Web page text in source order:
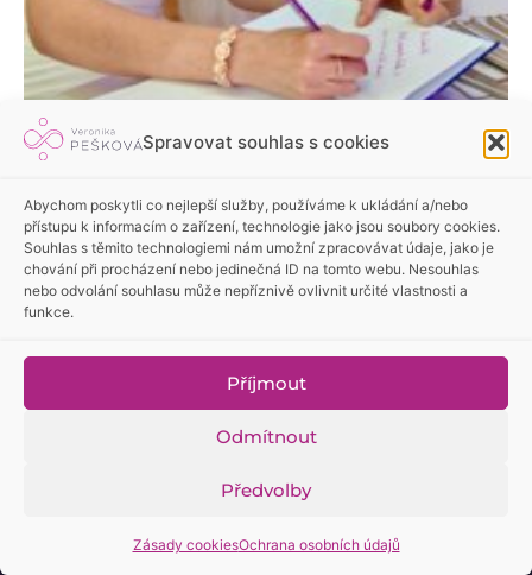
Spravovat souhlas s cookies
Abychom poskytli co nejlepší služby, používáme k ukládání a/nebo
přístupu k informacím o zařízení, technologie jako jsou soubory cookies.
Souhlas s těmito technologiemi nám umožní zpracovávat údaje, jako je
chování při procházení nebo jedinečná ID na tomto webu. Nesouhlas
nebo odvolání souhlasu může nepříznivě ovlivnit určité vlastnosti a
funkce.
Příjmout
Odmítnout
Předvolby
Zásady cookiesOchrana osobních údajů